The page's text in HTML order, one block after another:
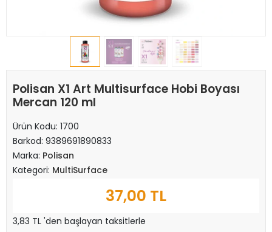
Polisan X1 Art Multisurface Hobi Boyası
Mercan 120 ml
Ürün Kodu: 1700
Barkod: 9389691890833
Marka: Polisan
Kategori: MultiSurface
37,00 TL
3,83 TL 'den başlayan taksitlerle